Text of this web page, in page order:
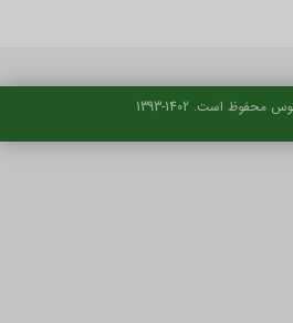
است. 1402-1393